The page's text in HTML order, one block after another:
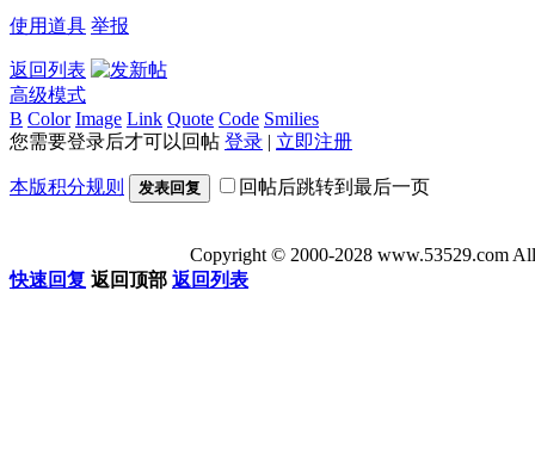
使用道具 举报
返回列表
高级模式
B Color Image Link Quote Code Smilies
您需要登录后才可以回帖 登录 | 立即注册
本版积分规则 发表回复 回帖后跳转到最后一页
Copyright © 2000-2028 www.53529.com
快速回复 返回顶部 返回列表